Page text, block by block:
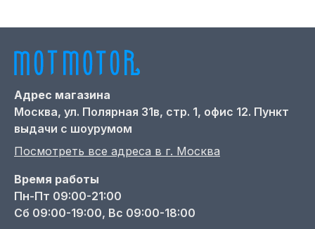
Адрес магазина
Москва, ул. Полярная 31в, стр. 1, офис 12. Пункт
выдачи с шоурумом
Посмотреть все адреса в г. Москва
Время работы
Пн-Пт 09:00-21:00
Сб 09:00-19:00, Вс 09:00-18:00